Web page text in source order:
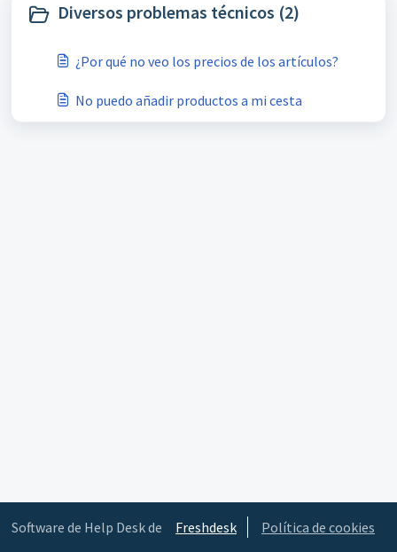
Diversos problemas técnicos (2)
¿Por qué no veo los precios de los artículos?
No puedo añadir productos a mi cesta
Software de Help Desk de Freshdesk Política de cookies